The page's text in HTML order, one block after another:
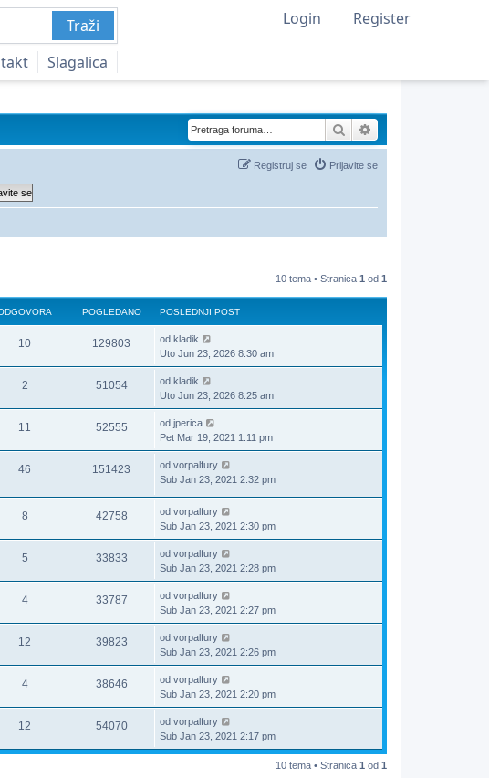
Traži
Slagalica
Login Register
Pretraga
Prijavite se
Registruj se
10 tema • Stranica 1 od 1
POGLEDANO POSLEDNJI POST
10 129803 od kladik
Uto Jun 23, 2026 8:30 am
2 51054 od kladik
Uto Jun 23, 2026 8:25 am
11 52555 od jperica
Pet Mar 19, 2021 1:11 pm
46 151423 od vorpalfury
Sub Jan 23, 2021 2:32 pm
8 42758 od vorpalfury
Sub Jan 23, 2021 2:30 pm
5 33833 od vorpalfury
Sub Jan 23, 2021 2:28 pm
4 33787 od vorpalfury
Sub Jan 23, 2021 2:27 pm
12 39823 od vorpalfury
Sub Jan 23, 2021 2:26 pm
4 38646 od vorpalfury
Sub Jan 23, 2021 2:20 pm
12 54070 od vorpalfury
Sub Jan 23, 2021 2:17 pm
10 tema • Stranica 1 od 1